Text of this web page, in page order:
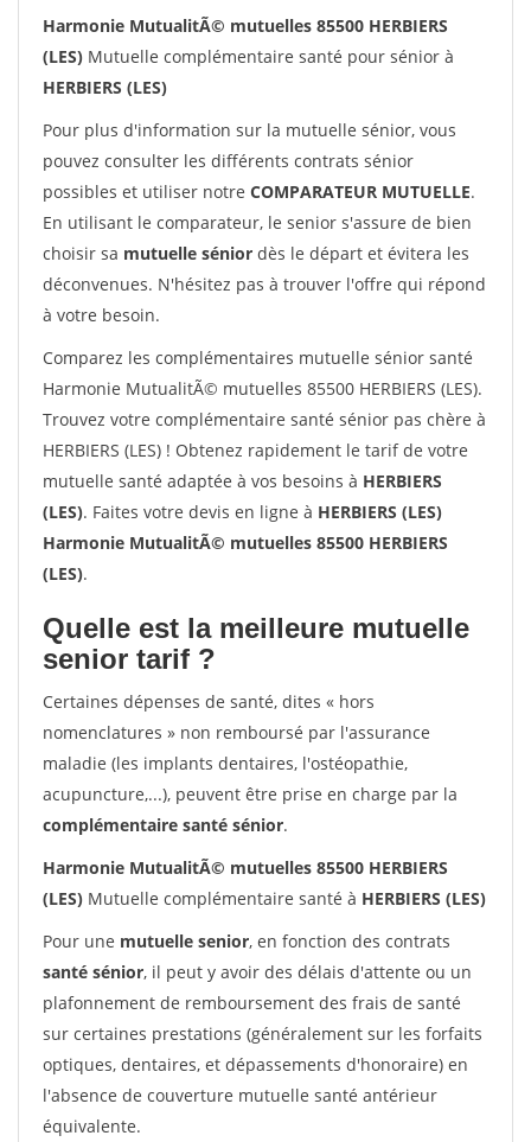
Harmonie MutualitÃ© mutuelles 85500 HERBIERS
(LES) Mutuelle complémentaire santé pour sénior à
HERBIERS (LES)
Pour plus d'information sur la mutuelle sénior, vous
pouvez consulter les différents contrats sénior
possibles et utiliser notre COMPARATEUR MUTUELLE.
En utilisant le comparateur, le senior s'assure de bien
choisir sa mutuelle sénior dès le départ et évitera les
déconvenues. N'hésitez pas à trouver l'offre qui répond
à votre besoin.
Comparez les complémentaires mutuelle sénior santé
Harmonie MutualitÃ© mutuelles 85500 HERBIERS (LES).
Trouvez votre complémentaire santé sénior pas chère à
HERBIERS (LES) ! Obtenez rapidement le tarif de votre
mutuelle santé adaptée à vos besoins à HERBIERS
(LES). Faites votre devis en ligne à HERBIERS (LES)
Harmonie MutualitÃ© mutuelles 85500 HERBIERS
(LES).
Quelle est la meilleure mutuelle
senior tarif ?
Certaines dépenses de santé, dites « hors
nomenclatures » non remboursé par l'assurance
maladie (les implants dentaires, l'ostéopathie,
acupuncture,...), peuvent être prise en charge par la
complémentaire santé sénior.
Harmonie MutualitÃ© mutuelles 85500 HERBIERS
(LES) Mutuelle complémentaire santé à HERBIERS (LES)
Pour une mutuelle senior, en fonction des contrats
santé sénior, il peut y avoir des délais d'attente ou un
plafonnement de remboursement des frais de santé
sur certaines prestations (généralement sur les forfaits
optiques, dentaires, et dépassements d'honoraire) en
l'absence de couverture mutuelle santé antérieur
équivalente.